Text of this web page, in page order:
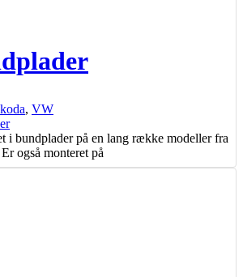
, VW
i bundplader på en lang række modeller fra
også monteret på